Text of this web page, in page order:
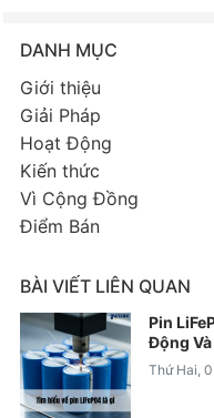
DANH MỤC
Giới thiệu
Giải Pháp
Hoạt Động
Kiến thức
Vì Cộng Đồng
Điểm Bán
BÀI VIẾT LIÊN QUAN
Pin
Động
Thứ Hai,